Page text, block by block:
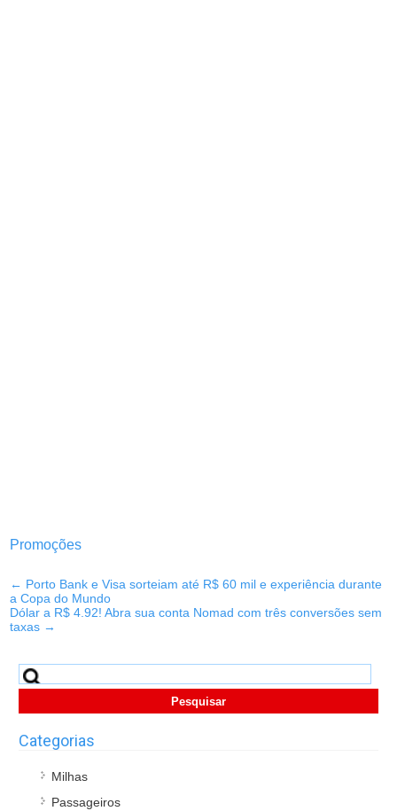
Promoções
← Porto Bank e Visa sorteiam até R$ 60 mil e experiência durante
a Copa do Mundo
Dólar a R$ 4.92! Abra sua conta Nomad com três conversões sem
taxas →
Pesquisar
por:
Categorias
Milhas
Passageiros